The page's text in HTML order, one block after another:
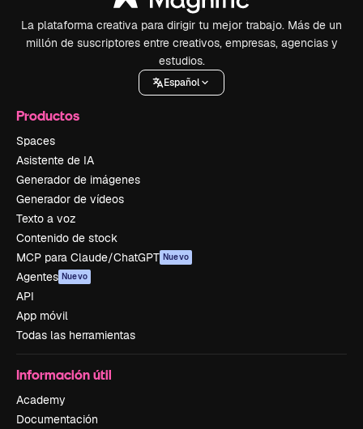
La plataforma creativa para dirigir tu mejor trabajo. Más de un
millón de suscriptores entre creativos, empresas, agencias y
estudios.
Español
Productos
Spaces
Asistente de IA
Generador de imágenes
Generador de vídeos
Texto a voz
Contenido de stock
MCP para Claude/ChatGPT Nuevo
Agentes Nuevo
API
App móvil
Todas las herramientas
Información útil
Academy
Documentación